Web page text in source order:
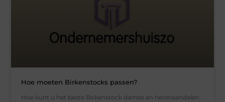
Hoe moeten Birkenstocks passen?
Hoe kunt u het beste Birkenstock dames en herensandalen